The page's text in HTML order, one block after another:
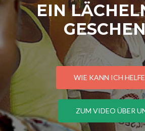
EIN
WIE KANN ICH
ZUM VIDEO ÜBER